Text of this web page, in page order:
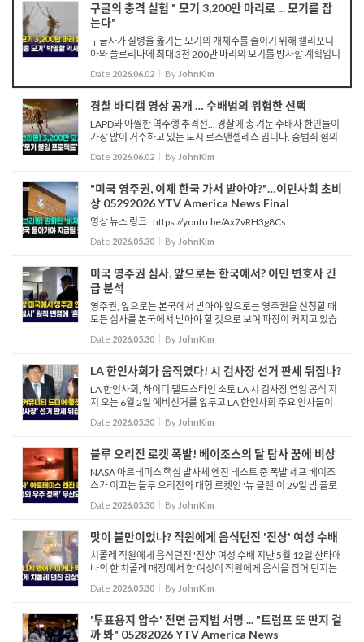
구글의 충격 실험 " 모기 3,200만 마리로 ... 모기를 잡
는다"
구글사가 질병을 옮기는 모기의 개체수를 줄이기 위해 캘리포니
아와 플로리다에 최대 3천 200만 마리의 모기를 방사할 계획입니
다. 디버그라고 명명한 이번 프로젝트는 수컷 모기를 방사해 질병
을 전파하는 모기를 없애기 위한 방식입니다. 프로젝트에 사용
Date 2026.06.02 By JohnKim
경찰 바디캠 영상 공개 … 수배범의 위험한 선택
LAPD와 아찔한 역주행 추격전… 경찰에 총 겨눈 수배자 한인들이
가장 많이 거주하고 있는 도시 로스앤젤레스 입니다. 중범죄 혐의
를 받고 있는 수배 차량을 확인한 경찰이 우선 본부로 연락취하며
지원을 요청합니다. 10...
Date 2026.06.02 By JohnKim
"미국 영주권, 이제 한국 가서 받아야?"…이민사회 초비
상 05292026 YTV America News Final
영상 뉴스 링크 : https://youtu.be/Ax7vRH3g8Cs
Date 2026.05.30 By JohnKim
미국 영주권 심사, 앞으로는 한국에서? 이민 변호사 긴
급 분석
영주권, 앞으로는 본국에서 받아야 앞으로는 영주권을 신청할 때
모든 심사를 본국에서 받아야 할 것으로 보여 파장이 커지고 있습
니다. 이민서비국이 지난 22일 발표한 자료에 따르면 이미 미국에
서 합법적으로 체류하고 있는 중이라도 ...
Date 2026.05.30 By JohnKim
LA 한인사회가 움직였다! 시 검사장 선거 판세 뒤집나?
LA 한인사회, 하이디 펠드스타인 소토 LA 시 검사장 연임 공식 지
지 오는 6월 2일 예비선거를 앞두고 LA 한인사회 주요 인사들이
하이디 펠드스타인 소토 현 LA 시 검사장의 연임을 공식적으로 지
지하고 나섰습니다. LA 한인상공회의소 정상봉 회장과 LAPD
Date 2026.05.30 By JohnKim
블루 오리진 로켓 폭발! 베이조스의 달 탐사 꿈에 비상
NASA 아르테미스 핵심 발사체 엔진 테스트 중 폭발 제프 베이조
스가 이끄는 블루 오리진의 대형 로켓인 '뉴 글렌'이 29일 밤 플로
리다주 발사대에서 엔진 테스트 도중 폭발했습니다. 이 사고로 인
해 인근 주택이 흔들리고 하늘이 주황색으로 물들었으...
Date 2026.05.30 By JohnKim
맛이 불만이었나? 직원에게 음식던진 '진상' 여성 수배
치폴레 직원에게 음식던진 '진상' 여성 수배 지난 5월 12일 산타애
나의 한 치폴레 매장에서 한 여성이 직원에게 음식을 집어 던지는
사건이 발생했습니다. 산타애나 경찰국이 공개한 영상에 따르면,
해당 여성은 직원과 말다툼을 벌이던 중 화...
Date 2026.05.30 By JohnKim
'투표용지 압수' 전면 금지법 서명 ... "트럼프 또 딴지 걸
까 봐" 05282026 YTV America News